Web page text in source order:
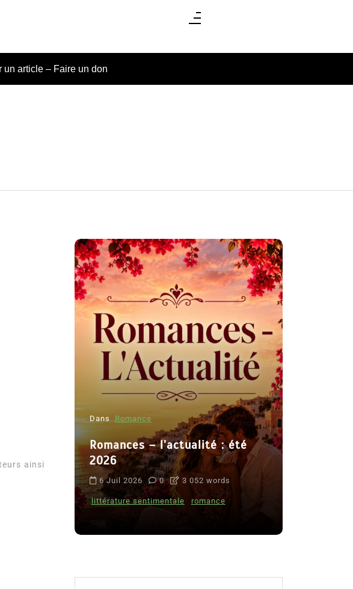
un article – Faire un don
ainsi
Dans Romance
Romances – l’actualité : été
2026
6 Juil 2026 0 3 052 words
littérature sentimentale romance